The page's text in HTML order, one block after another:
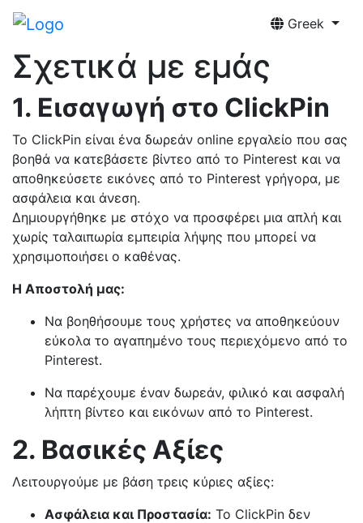
Greek
Σχετικά με εμάς
1. Εισαγωγή στο ClickPin
Το ClickPin είναι ένα δωρεάν online εργαλείο που σας
βοηθά να κατεβάσετε βίντεο από το Pinterest και να
αποθηκεύσετε εικόνες από το Pinterest γρήγορα, με
ασφάλεια και άνεση.
Δημιουργήθηκε με στόχο να προσφέρει μια απλή και
χωρίς ταλαιπωρία εμπειρία λήψης που μπορεί να
χρησιμοποιήσει ο καθένας.
Η Αποστολή μας:
Να βοηθήσουμε τους χρήστες να αποθηκεύουν
εύκολα το αγαπημένο τους περιεχόμενο από το
Pinterest.
Να παρέχουμε έναν δωρεάν, φιλικό και ασφαλή
λήπτη βίντεο και εικόνων από το Pinterest.
2. Βασικές Αξίες
Λειτουργούμε με βάση τρεις κύριες αξίες:
Ασφάλεια και Προστασία: Το ClickPin δεν